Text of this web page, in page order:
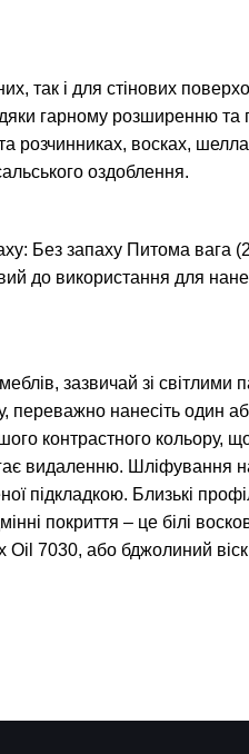
так і для стінових
гарному розширенню та
восках,
оздоблення.
Без запаху Питома вага
до використання для
зазвичай зі світлими
переважно нанесіть один
контрастного кольору,
видаленню. Шліфування
підкладкою. Близькі
покриття – це білі
7030, або бджолиний віск